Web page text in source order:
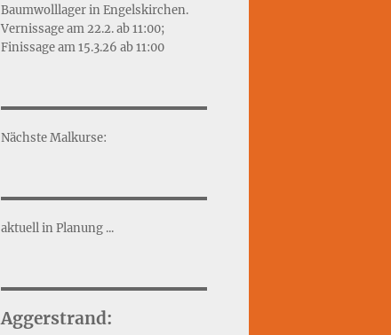
Baumwolllager in Engelskirchen.
Vernissage am 22.2. ab 11:00;
Finissage am 15.3.26 ab 11:00
Nächste Malkurse:
aktuell in Planung ...
Aggerstrand: